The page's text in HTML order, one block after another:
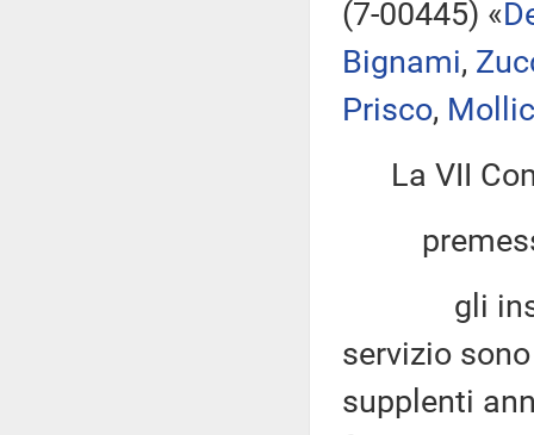
(7-00445) «
Bignami,
Prisco,
La VII
gli
servizio
supplenti